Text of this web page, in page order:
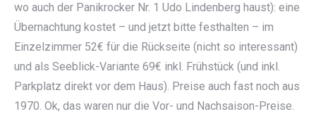
wo auch der Panikrocker Nr. 1 Udo Lindenberg haust): eine
Übernachtung kostet – und jetzt bitte festhalten – im
Einzelzimmer 52€ für die Rückseite (nicht so interessant)
und als Seeblick-Variante 69€ inkl. Frühstück (und inkl.
Parkplatz direkt vor dem Haus). Preise auch fast noch aus
1970. Ok, das waren nur die Vor- und Nachsaison-Preise.